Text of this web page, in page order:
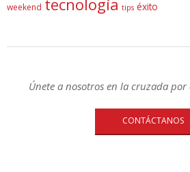
weekend tecnología tips éxito
Únete a nosotros en la cruzada
CONTÁCTANOS